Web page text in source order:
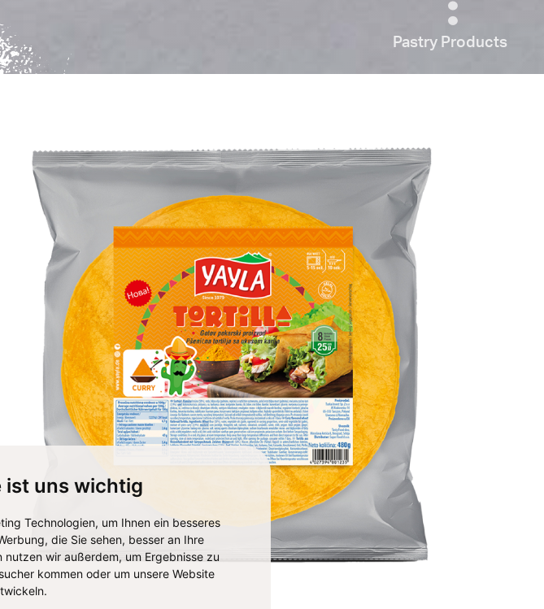
ist uns wichtig
Technologien, um Ihnen ein besseres
die Sie sehen, besser an Ihre
wir außerdem, um Ergebnisse zu
kommen oder um unsere Website
Pastry Products